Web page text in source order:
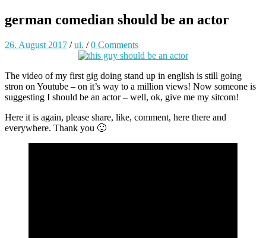
german comedian should be an actor
26. August 2017 /ui. /0 Comments
The video of my first gig doing stand up in english is still going
stron on Youtube – on it’s way to a million views! Now someone is
suggesting I should be an actor – well, ok, give me my sitcom!
Here it is again, please share, like, comment, here there and
everywhere. Thank you 🙂